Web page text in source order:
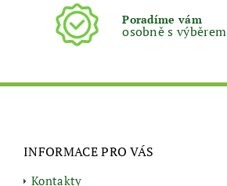
Poradíme vám
osobně s výběrem
INFORMACE PRO VÁS
Kontakty